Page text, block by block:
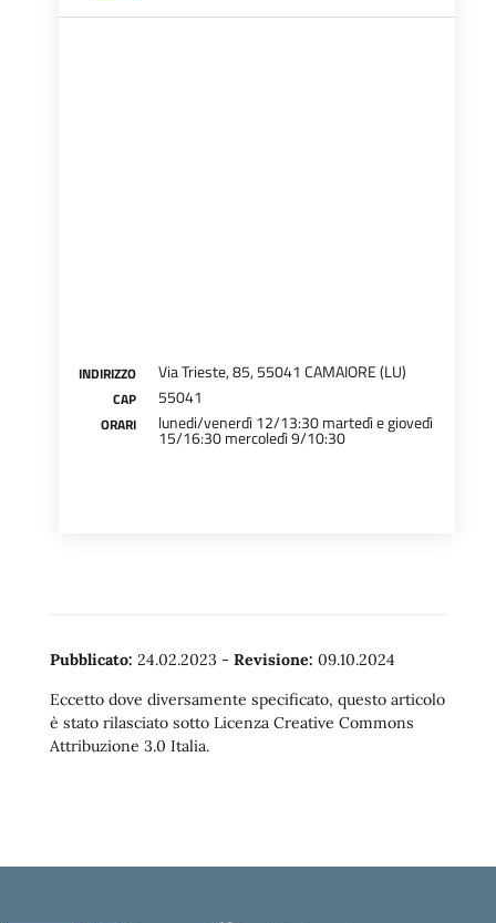
INDIRIZZO Via Trieste, 85, 55041 CAMAIORE (LU)
CAP 55041
ORARI lunedi/venerdì 12/13:30 martedì e giovedì
15/16:30 mercoledì 9/10:30
Pubblicato: 24.02.2023 - Revisione: 09.10.2024
Eccetto dove diversamente specificato, questo articolo
è stato rilasciato sotto Licenza Creative Commons
Attribuzione 3.0 Italia.